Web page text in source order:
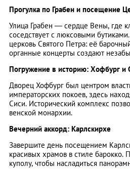
Прогулка по Грабен и посещение
Улица Грабен — сердце Вены, где
соседствует с люксовыми
церковь Святого Петра: её
органные концерты создают
Погружение в историю: Хофбург и
Дворец Хофбург был центром
императорских покоев, здесь
Сиси. Исторический комплекс
венской монархии.
Вечерний аккорд: Карлскирхе
Завершите день посещением
красивых храмов в стиле барокко.
куполу, чтобы насладиться